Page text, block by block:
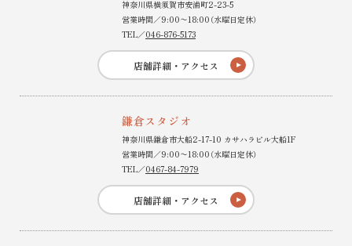
神奈川県横須賀市安浦町2-23-5
営業時間／9:00〜18:00（水曜日定休）
TEL／046-876-5173
店舗詳細・アクセス
鎌倉スタジオ
神奈川県鎌倉市大船2-17-10 カサハラビル大船1F
営業時間／9:00〜18:00（水曜日定休）
TEL／0467-84-7979
店舗詳細・アクセス